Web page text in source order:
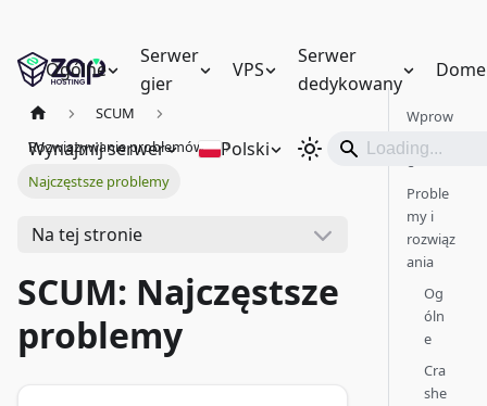
Ogólne
Serwer
gier
VPS
Serwer
dedykowany
Wynajmij serwer Polski
SCUM
Rozwiązywanie problemów
Najczęstsze problemy
Na tej stronie
SCUM: Najczęstsze
problemy
Wprow
adzeni
e
Proble
my i
rozwiąz
ania
Og
óln
e
Cra
she